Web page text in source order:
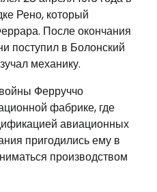
Рено, который
После окончания
поступил в Болонский
механику.
Ферруччо
фабрике, где
авиационных
пригодились ему в
производством